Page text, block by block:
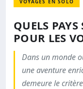
VOYAGES EN SOLO
QUELS PAYS
POUR LES
Dans un monde
une aventure
demeure le